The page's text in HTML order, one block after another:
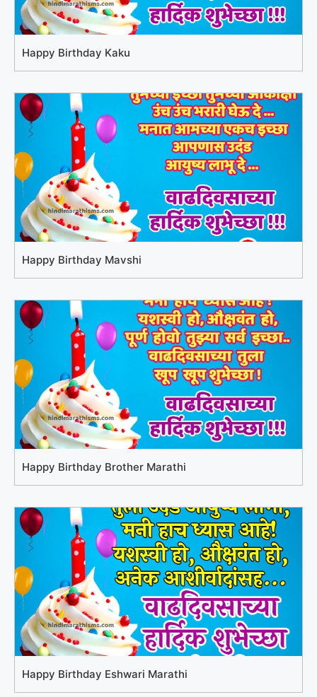
Happy Birthday Kaku
Happy Birthday Mavshi
Happy Birthday Brother Marathi
Happy Birthday Eshwari Marathi